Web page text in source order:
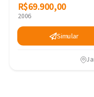
R$69.900,00
R$69.900,00
2006
Simular